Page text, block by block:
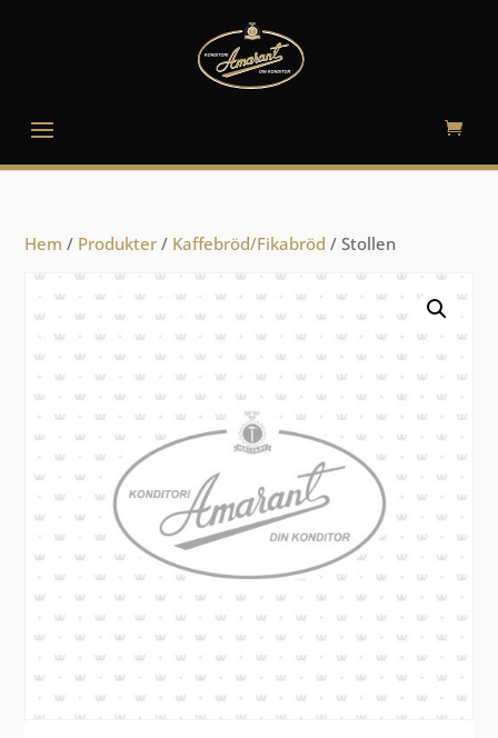
Välj en sida
Hem / Produkter / Kaffebröd/Fikabröd / Stollen